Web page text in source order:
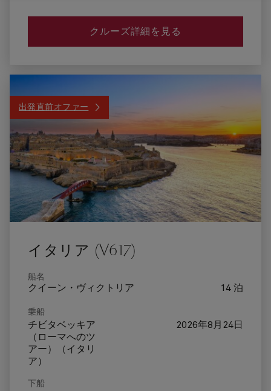
クルーズ詳細を見る
出発直前オファー
イタリア (V617)
船名
クイーン・ヴィクトリア 14 泊
乗船
チビタベッキア
（ローマへのツ
アー）（イタリ
ア）
2026年8月24日
下船